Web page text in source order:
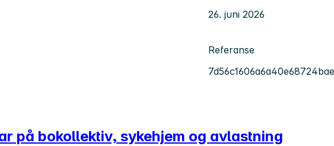
26. juni 2026
Referanse
på bokollektiv, sykehjem og avlastning